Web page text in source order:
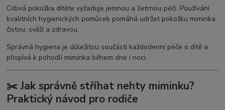
Citlivá pokožka dítěte vyžaduje jemnou a šetrnou péči. Používání
kvalitních hygienických pomůcek pomáhá udržet pokožku miminka
čistou, svěží a zdravou.
Správná hygiena je důležitou součástí každodenní péče o dítě a
přispívá k pohodlí miminka během dne i noci.
✂️ Jak správně stříhat nehty miminku?
Praktický návod pro rodiče